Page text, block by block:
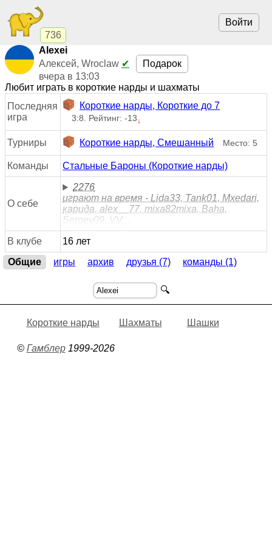
736
Войти
Alexei
Алексей, Wroclaw ✔
вчера в 13:03
Подарок
Любит играть в короткие нарды и шахматы
Последняя
игра
Короткие нарды, Короткие до 7
3:8. Рейтинг: -13↓
Турниры Короткие нарды, Смешанный Место: 5
Команды Стальные Бароны (Короткие нарды)
О себе
2276
играют на время - Lida33, Tank01, Mxedari,
карида, alex__77, mixa82mixa, Baha,
Sergey09, VV_,
В клубе
16 лет
Общие
игры архив друзья (7) команды (1)
🔍
Короткие нарды Шахматы Шашки
© Гамблер1999-2026